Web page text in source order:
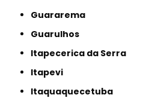
Guararema
Guarulhos
Itapecerica da Serra
Itapevi
Itaquaquecetuba